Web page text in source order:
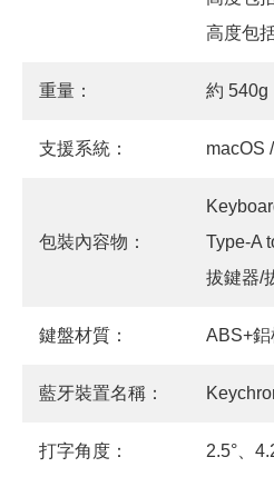
高度包
重量： 約 540g
支援系統： macOS
包裝內容物：
Type-A
拔鍵器/
鍵盤材質： ABS+鋁
藍牙裝置名稱：
打字角度： 2.5°、